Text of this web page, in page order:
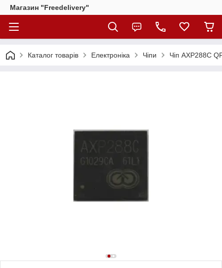
Магазин "Freedelivery"
Каталог товарів Електроніка Чіпи Чіп AXP288C